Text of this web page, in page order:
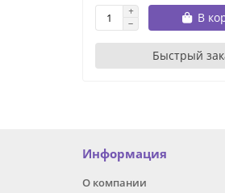
В
Быстрый
Информация
О компании